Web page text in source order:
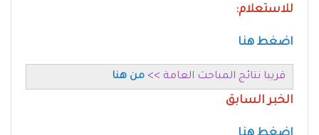
للاستعلام:
اضغط هنا
قريبا نتائج المباحث العامة >> من هنا
الخبر السابق